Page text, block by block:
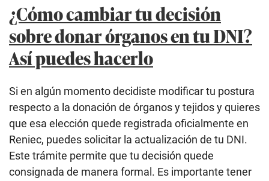
¿Cómo cambiar tu decisión
sobre donar órganos en tu DNI?
Así puedes hacerlo
Si en algún momento decidiste modificar tu postura
respecto a la donación de órganos y tejidos y quieres
que esa elección quede registrada oficialmente en
Reniec, puedes solicitar la actualización de tu DNI.
Este trámite permite que tu decisión quede
consignada de manera formal. Es importante tener